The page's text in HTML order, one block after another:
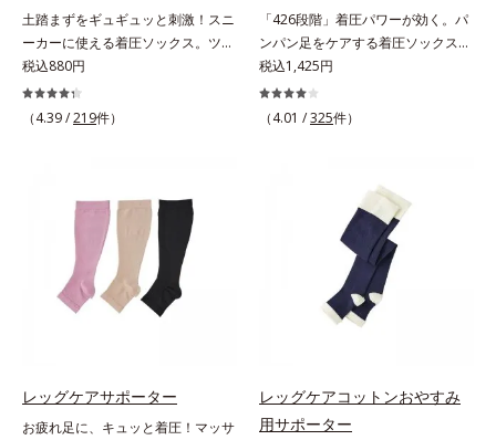
土踏まずをギュギュッと刺激！スニ
ーカーに使える着圧ソックス。ツボ
押し効果でここちいい！スニーカー
に最適な、くるぶし丈の着圧ソック
スです。土踏まず部分がリブ編み
ックスやニーハイソックスが苦手な
方にもおすすめです。靴ひもをゆる
めずにはけるスニーカーなどを手軽
にはけるのも魅力です。生地が厚ぼ
ったくないので靴ひもをゆるめずに
サッとはけ、お出かけに手間取りま
税込880円
（4.39 /219件）
「426段階」着圧パワーが効く。パ
ンパン足をケアする着圧ソックス。
驚異的な「426段階」着圧で、足す
っきり足指の付け根から上へ、1列
ずつパワーが変わる426段階着圧を
素材やオルビス独自の形状設計によ
り、足への負担が少ない着圧ケアを
実現。仕事中に長時間はいても苦し
くなりません。
税込1,425円
（4.01 /325件）
レッグケアサポーター
お疲れ足に、キュッと着圧！マッサ
レッグケアコットンおやすみ
用サポーター